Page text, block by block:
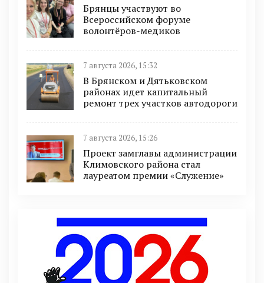
Брянцы участвуют во
Всероссийском форуме
волонтёров-медиков
7 августа 2026, 15:32
В Брянском и Дятьковском
районах идет капитальный
ремонт трех участков автодороги
7 августа 2026, 15:26
Проект замглавы администрации
Климовского района стал
лауреатом премии «Служение»